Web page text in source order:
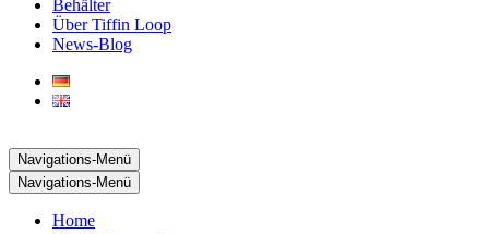
Behälter
Über Tiffin Loop
News-Blog
Navigations-Menü
Navigations-Menü
Home